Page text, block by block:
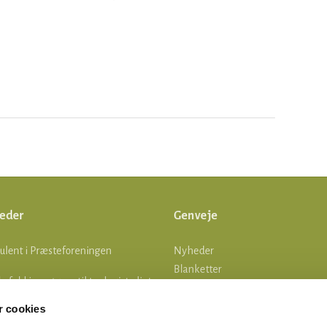
cookies
i Præsteforeningen
fald i ansøgere til teologistudiet
Genveje
Nyheder
Blanketter